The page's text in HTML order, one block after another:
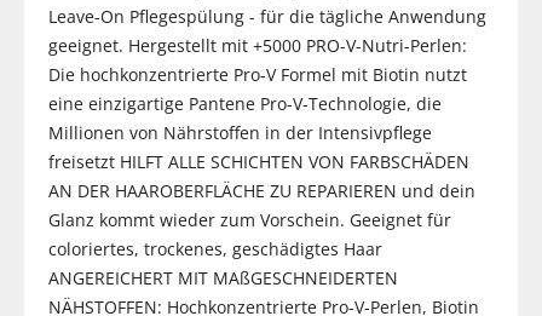
Leave-On Pflegespülung - für die tägliche Anwendung
geeignet. Hergestellt mit +5000 PRO-V-Nutri-Perlen:
Die hochkonzentrierte Pro-V Formel mit Biotin nutzt
eine einzigartige Pantene Pro-V-Technologie, die
Millionen von Nährstoffen in der Intensivpflege
freisetzt HILFT ALLE SCHICHTEN VON FARBSCHÄDEN
AN DER HAAROBERFLÄCHE ZU REPARIEREN und dein
Glanz kommt wieder zum Vorschein. Geeignet für
coloriertes, trockenes, geschädigtes Haar
ANGEREICHERT MIT MAßGESCHNEIDERTEN
NÄHSTOFFEN: Hochkonzentrierte Pro-V-Perlen, Biotin